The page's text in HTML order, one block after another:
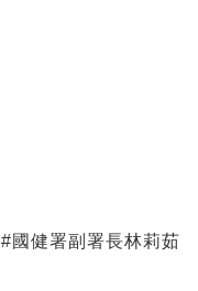
#國健署副署長林莉茹